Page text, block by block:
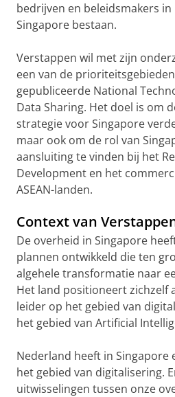
bedrijven en beleidsmakers
Singapore bestaan.
Verstappen wil met zijn
een van de
gepubliceerde National
Data Sharing. Het doel is om
strategie voor Singapore
maar ook om de rol van
aansluiting te vinden bij het
Development en het
ASEAN-landen.
Context van
De overheid in Singapore
plannen ontwikkeld die ten
algehele transformatie naar
Het land positioneert zichzelf
leider op het gebied van
het gebied van Artificial
Nederland heeft in Singapore
het gebied van digitalisering.
uitwisselingen tussen onze